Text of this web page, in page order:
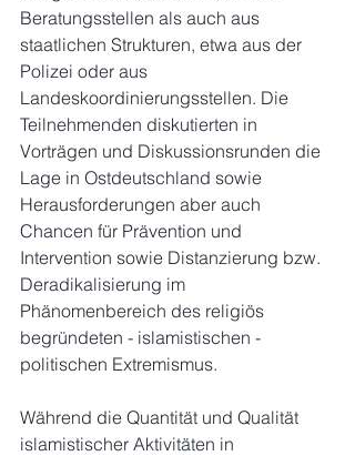
Beratungsstellen als auch aus
staatlichen Strukturen, etwa aus der
Polizei oder aus
Landeskoordinierungsstellen. Die
Teilnehmenden diskutierten in
Vorträgen und Diskussionsrunden die
Lage in Ostdeutschland sowie
Herausforderungen aber auch
Chancen für Prävention und
Intervention sowie Distanzierung bzw.
Deradikalisierung im
Phänomenbereich des religiös
begründeten - islamistischen -
politischen Extremismus.
Während die Quantität und Qualität
islamistischer Aktivitäten in